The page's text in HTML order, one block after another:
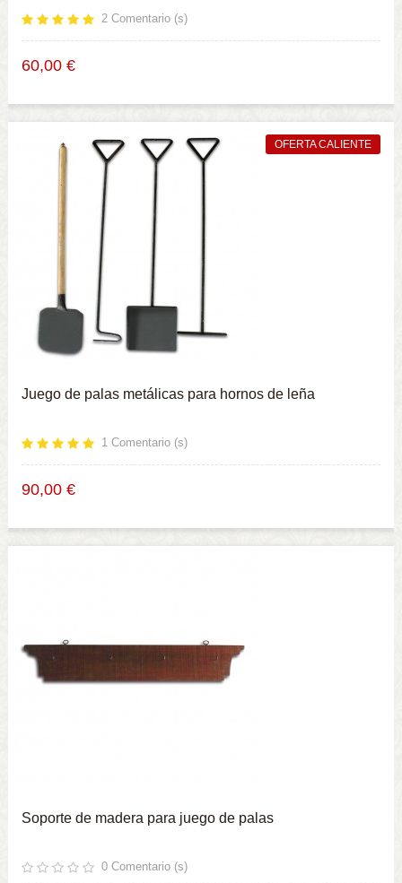
2 Comentario (s)
60,00 €
OFERTA CALIENTE
Juego de palas metálicas para hornos de leña
1 Comentario (s)
90,00 €
Soporte de madera para juego de palas
0 Comentario (s)